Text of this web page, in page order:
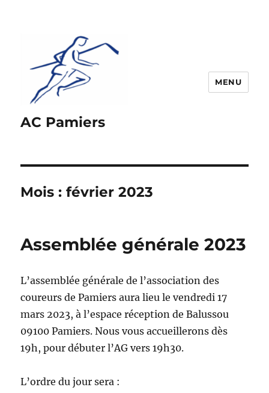
AC Pamiers
MENU
Mois :février 2023
Assemblée générale 2023
L’assemblée générale de l’association des
coureurs de Pamiers aura lieu le vendredi 17
mars 2023, à l’espace réception de Balussou
09100 Pamiers. Nous vous accueillerons dès
19h, pour débuter l’AG vers 19h30.
L’ordre du jour sera :